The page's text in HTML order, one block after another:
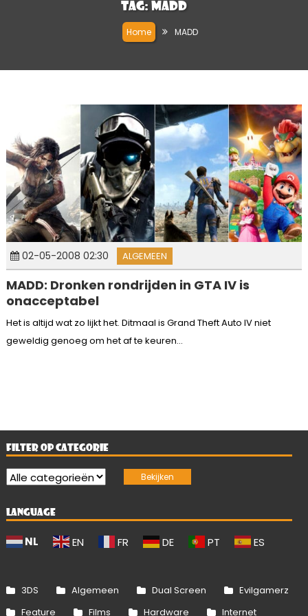
Tag: MADD
Home MADD
02-05-2008 02:30 ALGEMEEN
MADD: Dronken rondrijden in GTA IV is
onacceptabel
Het is altijd wat zo lijkt het. Ditmaal is Grand Theft Auto IV niet
geweldig genoeg om het af te keuren...
FILTER OP CATEGORIE
LANGUAGE
NL EN FR DE PT ES
3DS Algemeen Dual Screen
Evilgamerz
Feature
Films Hardware Internet